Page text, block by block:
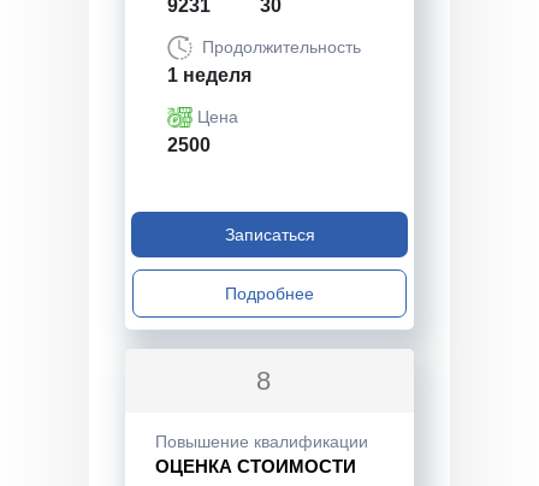
9231 30
Продолжительность
1 неделя
Цена
2500
Записаться
Подробнее
8
Повышение квалификации
ОЦЕНКА СТОИМОСТИ